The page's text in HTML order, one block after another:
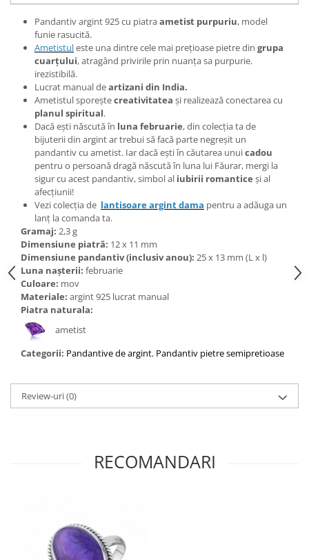
Bijuterii spinel
Bijuterii tanzanit
Bijuterii topaz
Bijuterii turcoaz
Bijuterii turmaline
Bijuterii morganit
Pandantiv argint 925 cu piatraametist purpuriu, model
funie rasucită.
Ametistuleste una dintre cele mai prețioase pietre din grupa
cuarțului, atragând privirile prin nuanța sa purpurie.
irezistibilă.
Lucrat manual deartizani din India.
Ametistul sporeștecreativitatea și realizează conectarea cu
planul spiritual.
Dacă ești născută în luna februarie, din colecția ta de
bijuterii din argint ar trebui să facă parte negreșit un
pandantiv cu ametist. Iar dacă ești în căutarea unuicadou
pentru o persoană dragă născută în luna lui Făurar, mergi la
sigur cu acest pandantiv, simbol al iubirii romantice și al
afecțiunii!
Vezi colecția de lantisoare argint dama pentru a adăuga un
lanț la comanda ta.
Gramaj: 2,3 g
Dimensiune piatră: 12 x 11 mm
Dimensiune pandantiv (inclusiv anou): 25 x 13 mm (L x l)
Luna nașterii: februarie
Culoare: mov
Materiale: argint 925 lucrat manual
Piatra naturala:
ametist
Categorii: Pandantive de argint, Pandantiv pietre semipretioase
Review-uri(0)
RECOMANDARI